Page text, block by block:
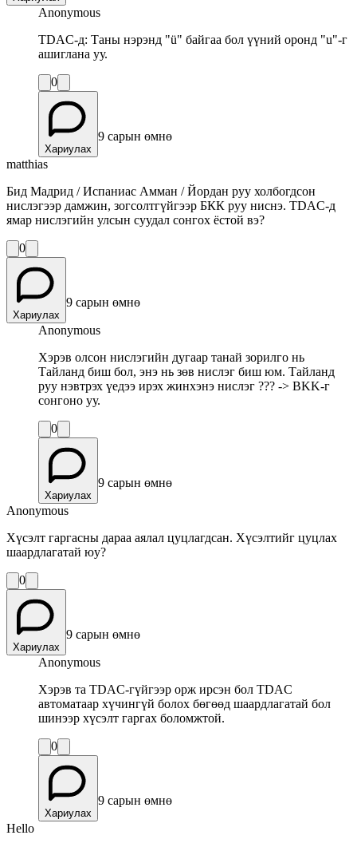
Anonymous
TDAC-д: Таны нэрэнд "ü" байгаа бол үүний оронд "u"-г
ашиглана уу.
0
Хариулах
9 сарын өмнө
matthias
Бид Мадрид / Испаниас Амман / Йордан руу холбогдсон
нислэгээр дамжин, зогсолтгүйгээр БКК руу ниснэ. TDAC-д
ямар нислэгийн улсын суудал сонгох ёстой вэ?
0
Хариулах
9 сарын өмнө
Anonymous
Хэрэв олсон нислэгийн дугаар танай зорилго нь
Тайланд биш бол, энэ нь зөв нислэг биш юм. Тайланд
руу нэвтрэх үедээ ирэх жинхэнэ нислэг ??? -> BKK-г
сонгоно уу.
0
Хариулах
9 сарын өмнө
Anonymous
Хүсэлт гаргасны дараа аялал цуцлагдсан. Хүсэлтийг цуцлах
шаардлагатай юу?
0
Хариулах
9 сарын өмнө
Anonymous
Хэрэв та TDAC-гүйгээр орж ирсэн бол TDAC
автоматаар хүчингүй болох бөгөөд шаардлагатай бол
шинээр хүсэлт гаргах боломжтой.
0
Хариулах
9 сарын өмнө
Hello